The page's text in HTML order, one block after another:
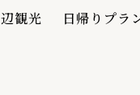
観光 日帰りプラ